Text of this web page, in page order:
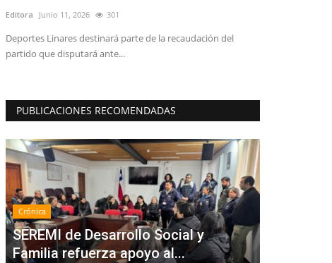
Editora Junio 11, 2026 301
Deportes Linares destinará parte de la recaudación del
partido que disputará ante...
PUBLICACIONES RECOMENDADAS
Crónica
SEREMI de Desarrollo Social y
Familia refuerza apoyo al...